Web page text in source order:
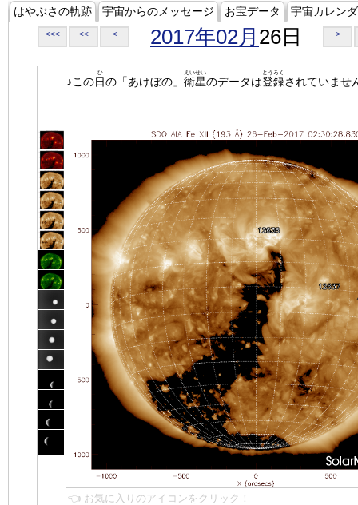
はやぶさの軌跡 宇宙からのメッセージ お宝データ 宇宙カレン
<<< << < 2017年02月 26日 >
♪この日
ひ
の「あけぼの」 衛星
えいせい
のデータは登録
とうろく
されていませ
👈 お気に入りのアイコンをクリック！